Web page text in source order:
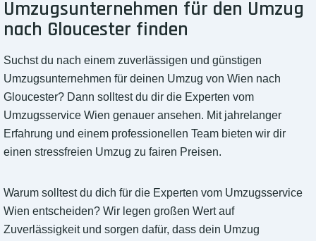
Umzugsunternehmen für den Umzug
nach Gloucester finden
Suchst du nach einem zuverlässigen und günstigen
Umzugsunternehmen für deinen Umzug von Wien nach
Gloucester? Dann solltest du dir die Experten vom
Umzugsservice Wien genauer ansehen. Mit jahrelanger
Erfahrung und einem professionellen Team bieten wir dir
einen stressfreien Umzug zu fairen Preisen.
Warum solltest du dich für die Experten vom Umzugsservice
Wien entscheiden? Wir legen großen Wert auf
Zuverlässigkeit und sorgen dafür, dass dein Umzug